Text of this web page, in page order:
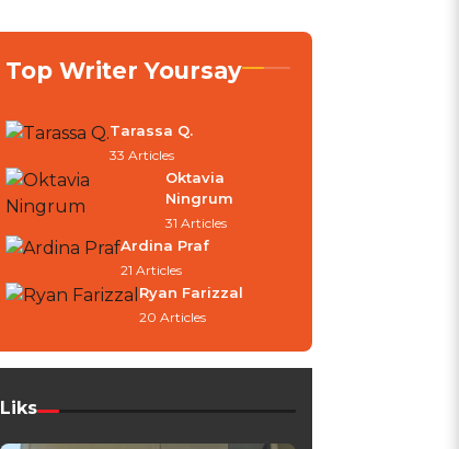
Top Writer Yoursay
Tarassa Q.
33 Articles
Oktavia
Ningrum
31 Articles
Ardina Praf
21 Articles
Ryan Farizzal
20 Articles
Liks